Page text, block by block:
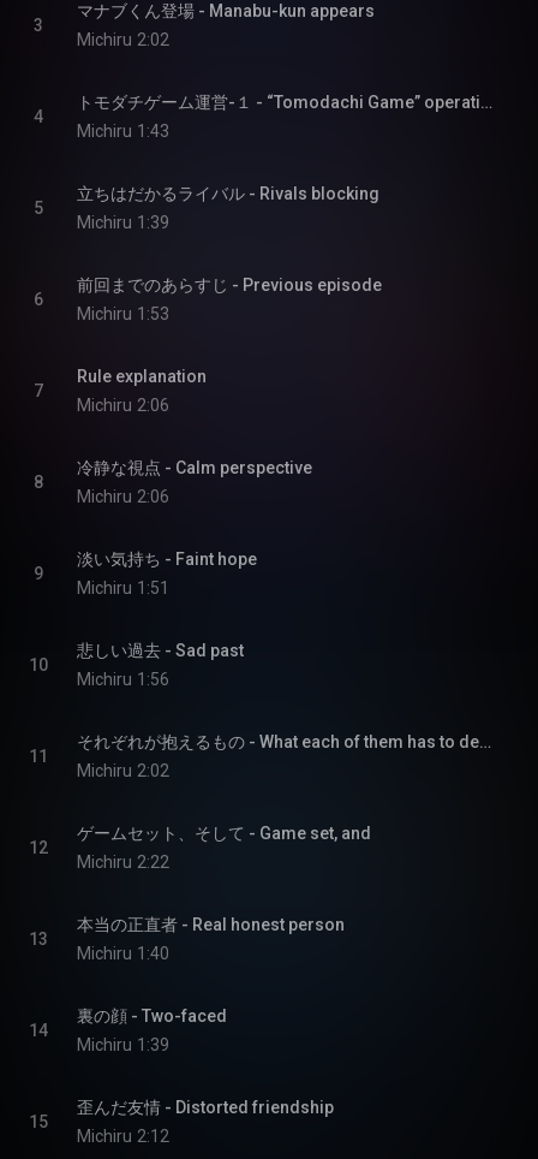
3
マナブくん登場 - Manabu-kun appears
Michiru 2:02
4
トモダチゲーム運営-１ - “Tomodachi Game” operation 1
Michiru 1:43
5
立ちはだかるライバル - Rivals blocking
Michiru 1:39
6
前回までのあらすじ - Previous episode
Michiru 1:53
7
Rule explanation
Michiru 2:06
8
冷静な視点 - Calm perspective
Michiru 2:06
9
淡い気持ち - Faint hope
Michiru 1:51
10
悲しい過去 - Sad past
Michiru 1:56
11
それぞれが抱えるもの - What each of them has to deal with
Michiru 2:02
12
ゲームセット、そして - Game set, and
Michiru 2:22
13
本当の正直者 - Real honest person
Michiru 1:40
14
裏の顔 - Two-faced
Michiru 1:39
15
歪んだ友情 - Distorted friendship
Michiru 2:12